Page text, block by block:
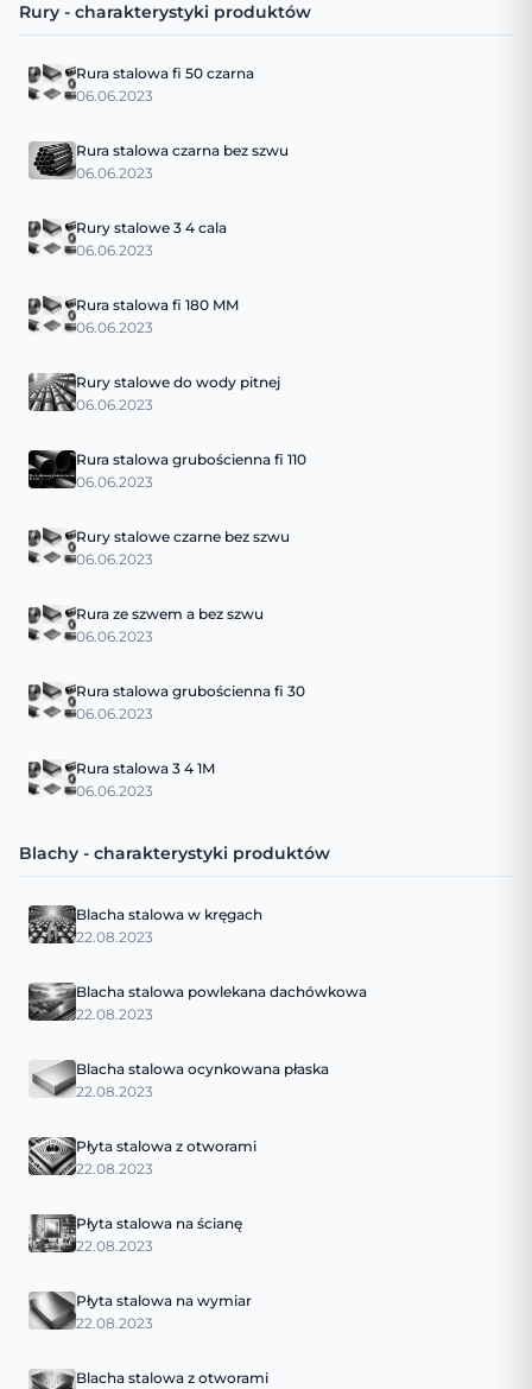
Rury - charakterystyki produktów
Rura stalowa fi 50 czarna
06.06.2023
Rura stalowa czarna bez szwu
06.06.2023
Rury stalowe 3 4 cala
06.06.2023
Rura stalowa fi 180 MM
06.06.2023
Rury stalowe do wody pitnej
06.06.2023
Rura stalowa grubościenna fi 110
06.06.2023
Rury stalowe czarne bez szwu
06.06.2023
Rura ze szwem a bez szwu
06.06.2023
Rura stalowa grubościenna fi 30
06.06.2023
Rura stalowa 3 4 1M
06.06.2023
Blachy - charakterystyki produktów
Blacha stalowa w kręgach
22.08.2023
Blacha stalowa powlekana dachówkowa
22.08.2023
Blacha stalowa ocynkowana płaska
22.08.2023
Płyta stalowa z otworami
22.08.2023
Płyta stalowa na ścianę
22.08.2023
Płyta stalowa na wymiar
22.08.2023
Blacha stalowa z otworami